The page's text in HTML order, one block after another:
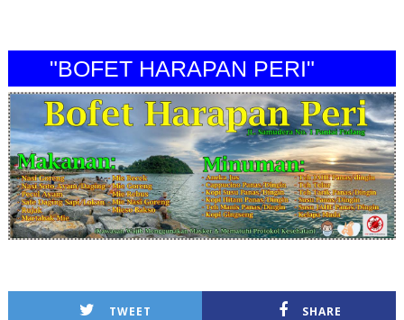
"BOFET HARAPAN PERI"
TWEET SHARE